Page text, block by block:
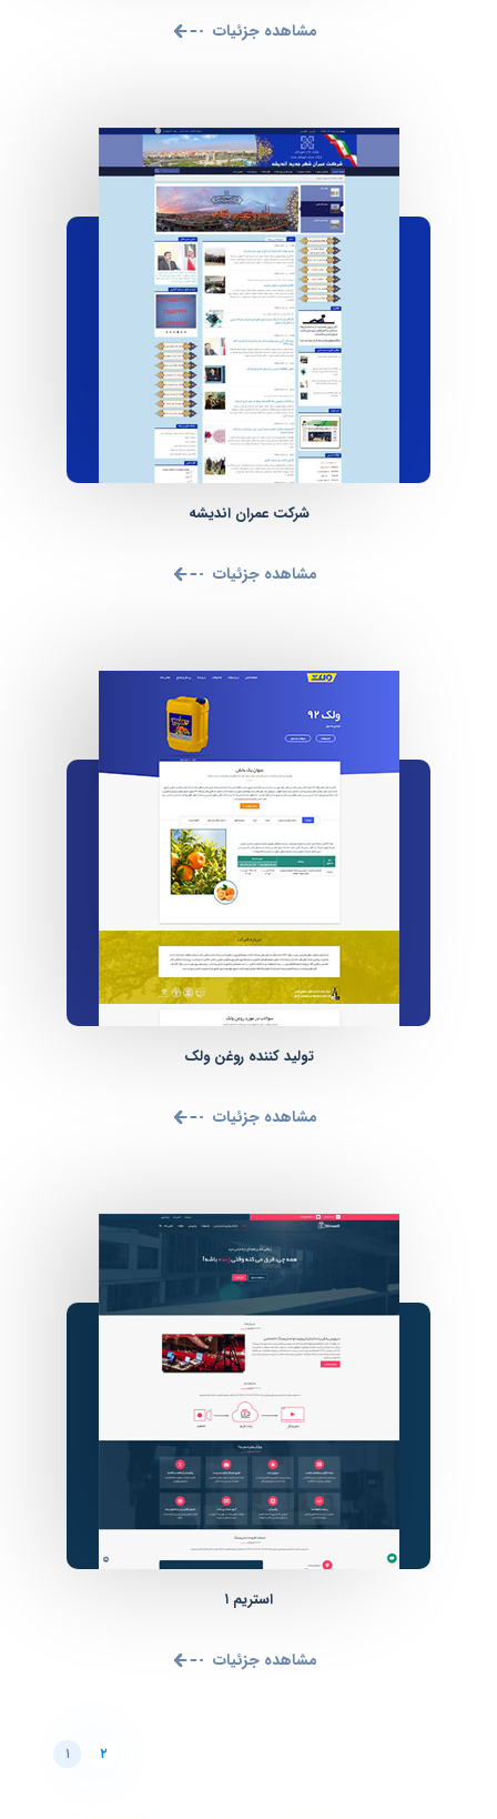
مشاهده جزئیات
شرکت عمران اندیشه
مشاهده جزئیات
تولید کننده روغن ولک
مشاهده جزئیات
استریم ۱
مشاهده جزئیات
۱ ۲